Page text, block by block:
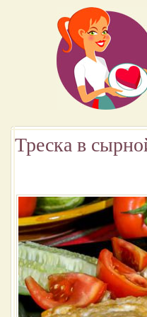
Треска в